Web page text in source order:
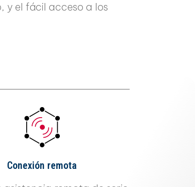
y el fácil acceso a los
Conexión remota